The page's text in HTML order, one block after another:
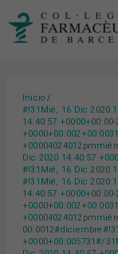
Inicio
#!31Mié, 16 Dic 2020
14:40:57
Dic 2020 14:40:57
#!31Mié, 16 Dic 2020
#!31Mié, 16 Dic 2020
14:40:57
+0000+00:005731#/